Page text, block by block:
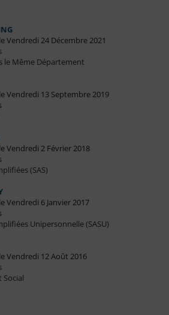
Vendredi 24 Décembre 2021
le Même Département
Vendredi 13 Septembre 2019
Vendredi 2 Février 2018
(SAS)
Vendredi 6 Janvier 2017
Unipersonnelle (SASU)
Vendredi 12 Août 2016